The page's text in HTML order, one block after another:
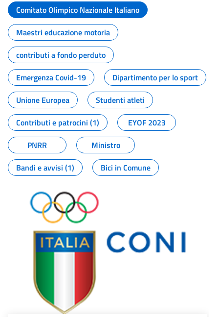
Comitato Olimpico Nazionale Italiano
Maestri educazione motoria
contributi a fondo perduto
Emergenza Covid-19
Dipartimento per lo sport
Unione Europea
Studenti atleti
Contributi e patrocini (1)
EYOF 2023
PNRR
Ministro
Bandi e avvisi (1)
Bici in Comune